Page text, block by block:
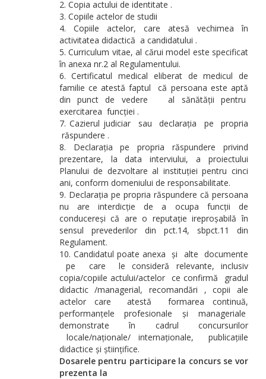
Copia actului de identitate .
Copiile actelor de studii
Copiile actelor, care atesă vechimea în
activitatea didactică a candidatului .
Curriculum vitae, al cărui model este specificat
în anexa nr.2 al Regulamentului.
Certificatul medical eliberat de medicul de
familie ce atestă faptul că persoana este aptă
din punct de vedere al sănătății pentru
exercitarea funcției .
Cazierul judiciar sau declarația pe propria
răspundere .
Declarația pe propria răspundere privind
prezentare, la data interviului, a proiectului
Planului de dezvoltare al instituției pentru cinci
ani, conform domeniului de responsabilitate.
Declarația pe propria răspundere că persoana
nu are interdicție de a ocupa funcții de
conducereși că are o reputație ireproșabilă în
sensul prevederilor din pct.14, sbpct.11 din
Regulament.
Candidatul poate anexa și alte documente
pe care le consideră relevante, inclusiv
copia/copiile actului/actelor ce confirmă gradul
didactic /managerial, recomandări , copii ale
actelor care atestă formarea continuă,
performanțele profesionale și manageriale
demonstrate în cadrul concursurilor
locale/naționale/ internaționale, publicațiile
didactice și științifice.
Dosarele pentru participare la concurs se vor
prezenta la